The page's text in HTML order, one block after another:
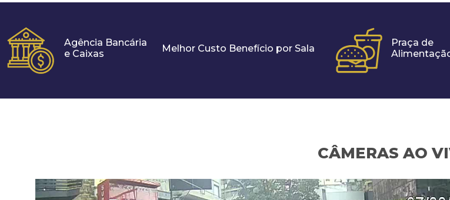
Agência Bancária
e Caixas
Melhor Custo Benefício por Sala
Praça de
CÂMERAS AO